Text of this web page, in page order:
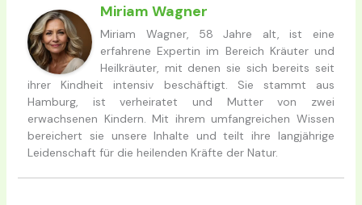
Miriam Wagner
Miriam Wagner, 58 Jahre alt, ist eine
erfahrene Expertin im Bereich Kräuter und
Heilkräuter, mit denen sie sich bereits seit
ihrer Kindheit intensiv beschäftigt. Sie stammt aus
Hamburg, ist verheiratet und Mutter von zwei
erwachsenen Kindern. Mit ihrem umfangreichen Wissen
bereichert sie unsere Inhalte und teilt ihre langjährige
Leidenschaft für die heilenden Kräfte der Natur.